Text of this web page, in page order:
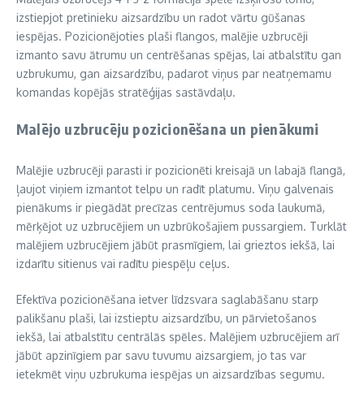
izstiepjot pretinieku aizsardzību un radot vārtu gūšanas
iespējas. Pozicionējoties plaši flangos, malējie uzbrucēji
izmanto savu ātrumu un centrēšanas spējas, lai atbalstītu gan
uzbrukumu, gan aizsardzību, padarot viņus par neatņemamu
komandas kopējās stratēģijas sastāvdaļu.
Malējo uzbrucēju pozicionēšana un pienākumi
Malējie uzbrucēji parasti ir pozicionēti kreisajā un labajā flangā,
ļaujot viņiem izmantot telpu un radīt platumu. Viņu galvenais
pienākums ir piegādāt precīzas centrējumus soda laukumā,
mērķējot uz uzbrucējiem un uzbrūkošajiem pussargiem. Turklāt
malējiem uzbrucējiem jābūt prasmīgiem, lai grieztos iekšā, lai
izdarītu sitienus vai radītu piespēļu ceļus.
Efektīva pozicionēšana ietver līdzsvara saglabāšanu starp
palikšanu plaši, lai izstieptu aizsardzību, un pārvietošanos
iekšā, lai atbalstītu centrālās spēles. Malējiem uzbrucējiem arī
jābūt apzinīgiem par savu tuvumu aizsargiem, jo tas var
ietekmēt viņu uzbrukuma iespējas un aizsardzības segumu.